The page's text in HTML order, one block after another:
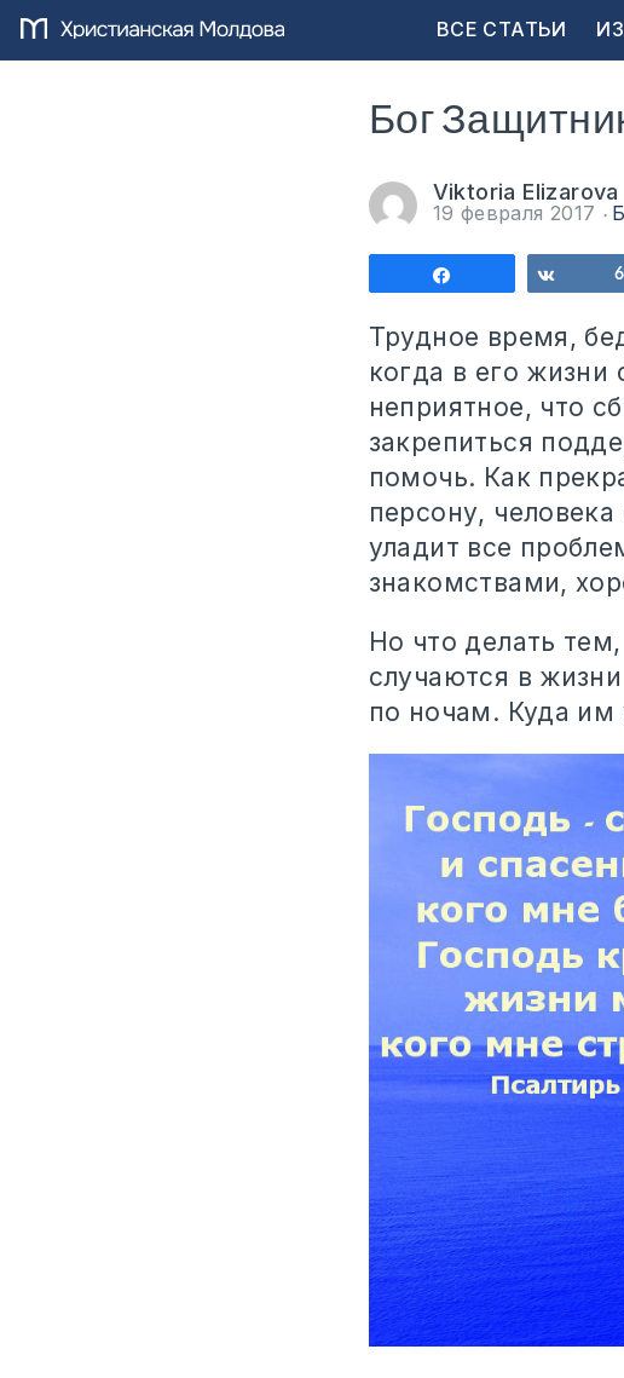
ВСЕ СТАТЬИ
Бог
Viktoria Elizarova
19 февраля 2017
Поделиться 6
Трудное время,
когда в его жизни
неприятное, что
закрепиться
помочь. Как
персону,
уладит все
знакомствами,
Но что делать
случаются в
по ночам. Куда им